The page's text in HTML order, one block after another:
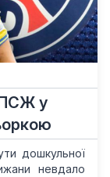
ПСЖ у
дошкульної
невдало